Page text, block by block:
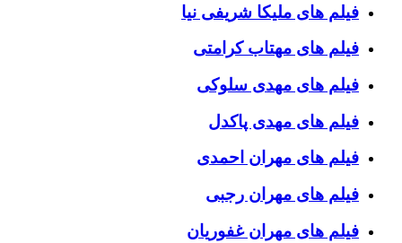
فیلم های ملیکا شریفی نیا
فیلم های مهتاب کرامتی
فیلم های مهدی سلوکی
فیلم های مهدی پاکدل
فیلم های مهران احمدی
فیلم های مهران رجبی
فیلم های مهران غفوریان